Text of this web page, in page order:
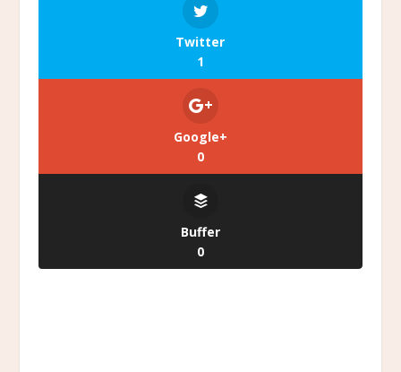
Twitter
1
Google+
0
Buffer
0